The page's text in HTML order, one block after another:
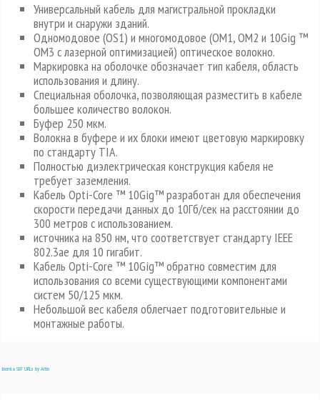
Универсальный кабель для магистральной прокладки
внутри и снаружи зданий.
Одномодовое (OS1) и многомодовое (OM1, OM2 и 10Gig ™
OM3 c лазерной оптимизацией) оптическое волокно.
Маркировка на оболочке обозначает тип кабеля, область
использования и длину.
Специальная оболочка, позволяющая разместить в кабеле
большее количество волокон.
Буфер 250 мкм.
Волокна в буфере и их блоки имеют цветовую маркировку
по стандарту TIA.
Полностью диэлектрическая конструкция кабеля не
требует заземления.
Кабель Opti-Core ™ 10Gig™ разработан для обеспечения
скорости передачи данных до 10Гб/сек на расстоянии до
300 метров с использованием.
источника на 850 нм, что соответствует стандарту IEEE
802.3ae для 10 гигабит.
Кабель Opti-Core ™ 10Gig™ обратно совместим для
использования со всеми существующими компонентами
систем 50/125 мкм.
Небольшой вес кабеля облегчает подготовительные и
монтажные работы.
Joomla SEF URLs by Artio